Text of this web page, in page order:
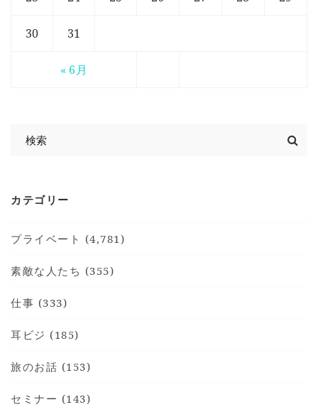
« 6月
30 31
カテゴリー
プライベート (4,781)
素敵な人たち (355)
仕事 (333)
耳ビジ (185)
旅のお話 (153)
セミナー (143)